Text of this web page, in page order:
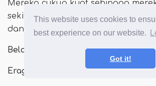
This website uses cookies to
best experience on our website.
Got it!
Mereka cukup kuat sehingga
sekitar sawah di Jepang untuk
dan tikus keluar! Ini tumbuh di zona
Belajarlah lagi: Perawatan Bunga
Eragrostis spectabilis, 'ungu